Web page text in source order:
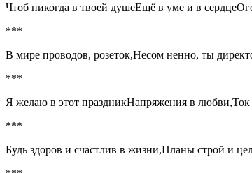
Чтоб никогда в твоей душеЕщё в уме и в
***
В мире проводов, розеток,Несом ненно, ты
***
Я желаю в этот праздникНапряжения в любви,Ток
***
Будь здоров и счастлив в жизни,Планы строй и